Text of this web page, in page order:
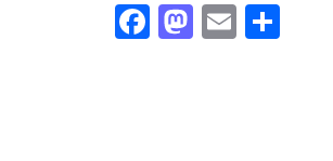
Facebook
Mastodon
Email